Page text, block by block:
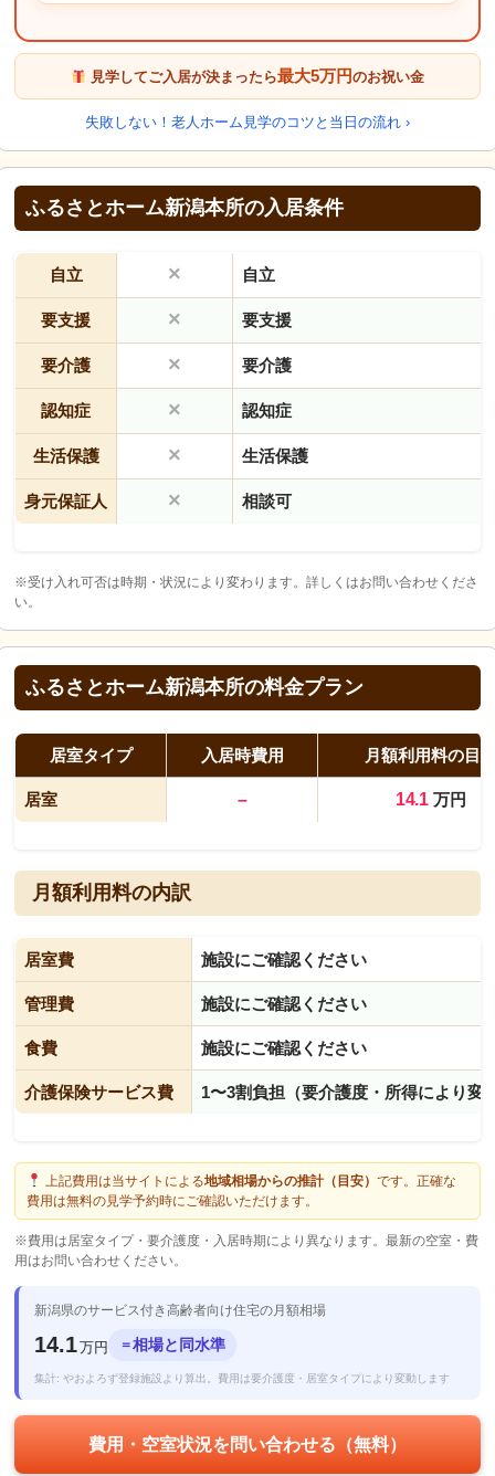
見学してご入居が決まったら最大5万円のお祝い金
失敗しない！老人ホーム見学のコツと当日の流れ ›
ふるさとホーム新潟本所の入居条件
自立 × 自立
要支援 × 要支援
要介護 × 要介護
認知症 × 認知症
生活保護 × 生活保護
身元保証人 × 相談可
※受け入れ可否は時期・状況により変わります。詳しくはお問い合わせくださ
い。
ふるさとホーム新潟本所の料金プラン
居室タイプ 入居時費用 月額利用料の目
居室 – 14.1万円
月額利用料の内訳
居室費 施設にご確認ください
管理費 施設にご確認ください
食費 施設にご確認ください
介護保険サービス費 1〜3割負担（要介護度・所得により変
上記費用は当サイトによる地域相場からの推計（目安） です。正確な
費用は無料の見学予約時にご確認いただけます。
※費用は居室タイプ・要介護度・入居時期により異なります。最新の空室・費
用はお問い合わせください。
新潟県のサービス付き高齢者向け住宅の月額相場
14.1万円 ＝相場と同水準
集計: やおよろず登録施設より算出。費用は要介護度・居室タイプにより変動します
費用・空室状況を問い合わせる（無料）